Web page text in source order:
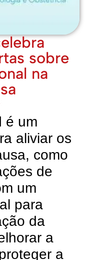
sobre
na
é um
aliviar os
como
de
um
para
da
a
a